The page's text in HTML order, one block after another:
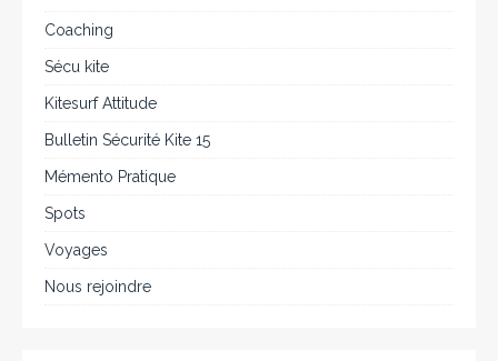
Coaching
Sécu kite
Kitesurf Attitude
Bulletin Sécurité Kite 15
Mémento Pratique
Spots
Voyages
Nous rejoindre